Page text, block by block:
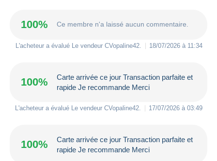
100% Ce membre n'a laissé aucun commentaire.
L'acheteur a évalué Le vendeur CVopaline42 18/07/2026 à 11:34
100%
Carte arrivée ce jour Transaction parfaite et
rapide Je recommande Merci
L'acheteur a évalué Le vendeur CVopaline42 17/07/2026 à 03:49
100%
Carte arrivée ce jour Transaction parfaite et
rapide Je recommande Merci